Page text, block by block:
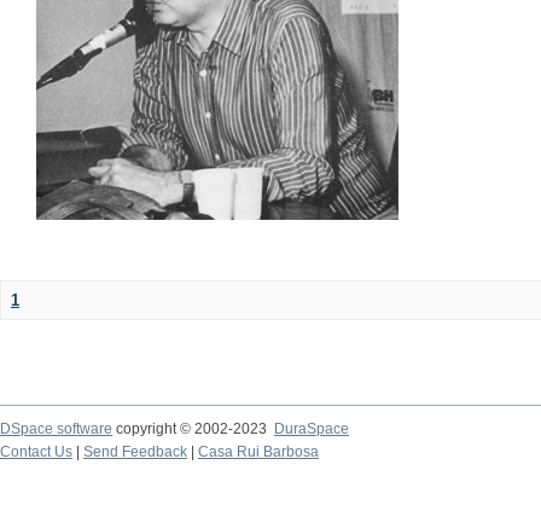
1
DSpace software copyright © 2002-2023
DuraSpace
Contact Us
Send Feedback Casa Rui Barbosa